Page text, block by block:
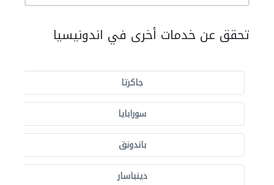
تحقق عن خدمات أخرى في اندونيسيا
جاكرتا
سورابايا
باندونق
دينباسار